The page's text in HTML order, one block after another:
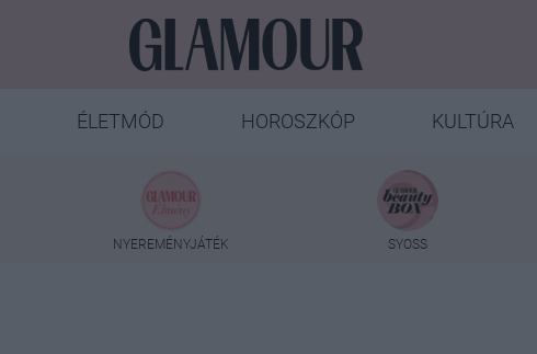
ÉLETMÓD HOROSZKÓP KULTÚRA
NYEREMÉNYJÁTÉK SYOSS